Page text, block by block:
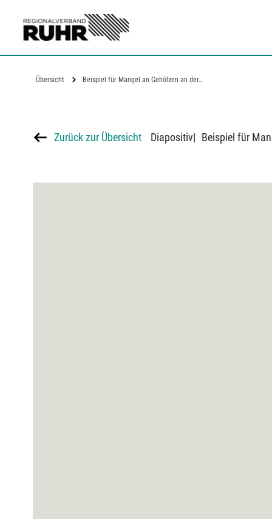
Übersicht Beispiel für Mangel an Gehölzen an der…
Zurück zur Übersicht Diapositiv| Beispiel für